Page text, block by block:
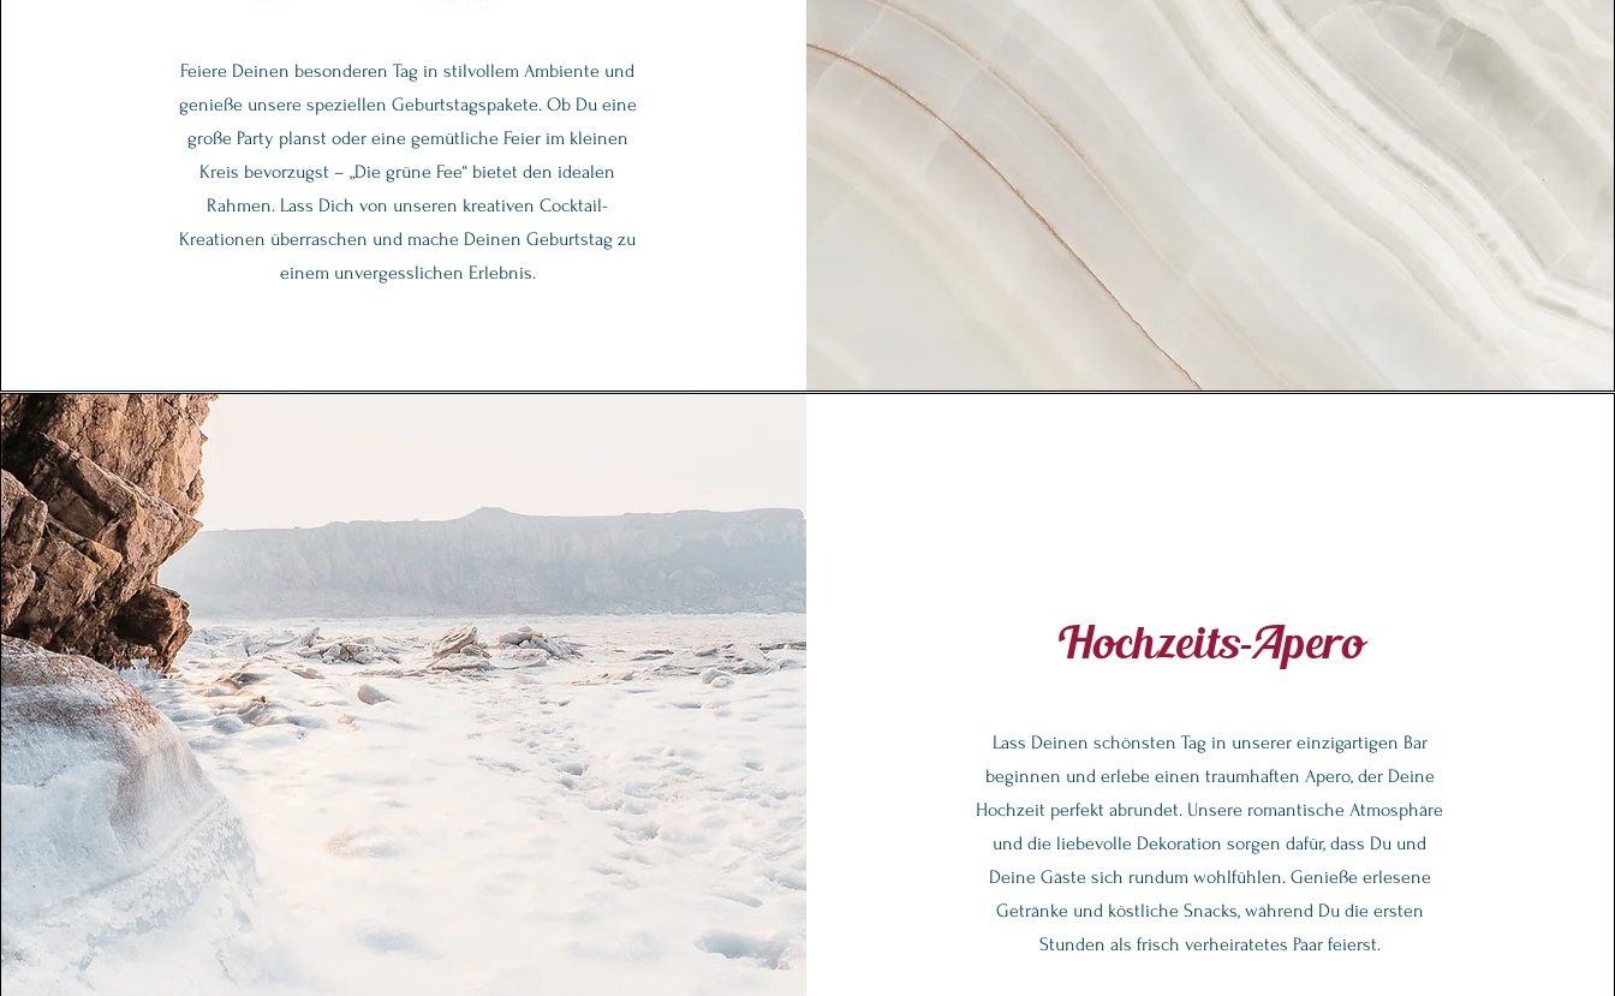
Feiere Deinen besonderen Tag in stilvollem Ambiente und
genieße unsere speziellen Geburtstagspakete. Ob Du eine
große Party planst oder eine gemütliche Feier im kleinen
Kreis bevorzugst – „Die grüne Fee“ bietet den idealen
Rahmen. Lass Dich von unseren kreativen Cocktail-
Kreationen überraschen und mache Deinen Geburtstag zu
einem unvergesslichen Erlebnis.
Hochzeits-Apero
Lass Deinen schönsten Tag in unserer einzigartigen Bar
beginnen und erlebe einen traumhaften Apero, der Deine
Hochzeit perfekt abrundet. Unsere romantische Atmosphäre
und die liebevolle Dekoration sorgen dafür, dass Du und
Deine Gäste sich rundum wohlfühlen. Genieße erlesene
Getränke und köstliche Snacks, während Du die ersten
Stunden als frisch verheiratetes Paar feierst.